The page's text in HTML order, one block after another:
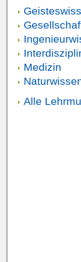
Medizin
Alle